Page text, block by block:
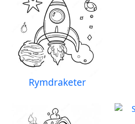
Rymdraketer